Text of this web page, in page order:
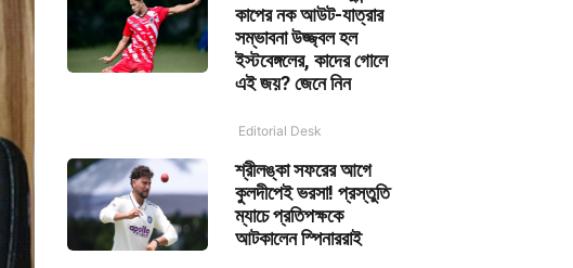
কাপের নক আউট-যাত্রার
সম্ভাবনা উজ্জ্বল হল
ইস্টবেঙ্গলের, কাদের গোলে
এই জয়? জেনে নিন
Editorial Desk
শ্রীলঙ্কা সফরের আগে
কুলদীপেই ভরসা! প্রস্তুতি
ম্যাচে প্রতিপক্ষকে
আটকালেন স্পিনাররাই